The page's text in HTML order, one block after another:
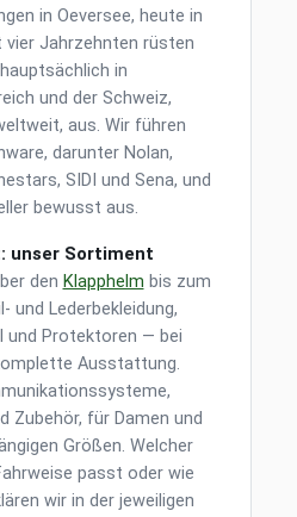
in Oeversee, heute in
Jahrzehnten rüsten
in
und der Schweiz,
aus. Wir führen
darunter Nolan,
SIDI und Sena, und
bewusst aus.
unser Sortiment
den Klapphelm bis zum
und Lederbekleidung,
und Protektoren — bei
Ausstattung.
Zubehör, für Damen und
Größen. Welcher
passt oder wie
wir in der jeweiligen